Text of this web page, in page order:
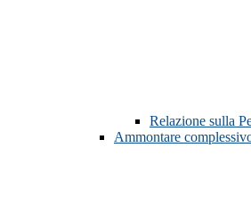
Relazione sulla
Ammontare